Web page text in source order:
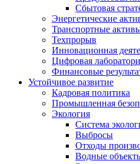
Сбытовая
Энергетические
Транспортные
Техпрорыв
Инновационная
Цифровая
Финансовые
Устойчивое развитие
Кадровая политика
Промышленная
Экология
Система
Выбросы
Отходы
Водные